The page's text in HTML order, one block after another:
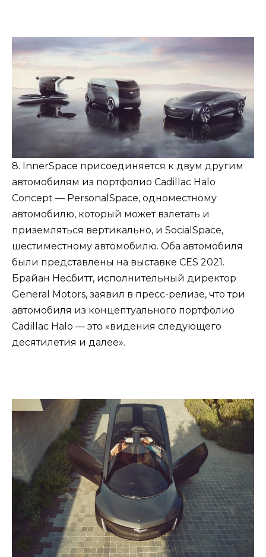
8. InnerSpace присоединяется к двум другим
автомобилям из портфолио Cadillac Halo
Concept — PersonalSpace, одноместному
автомобилю, который может взлетать и
приземляться вертикально, и SocialSpace,
шестиместному автомобилю. Оба автомобиля
были представлены на выставке CES 2021.
Брайан Несбитт, исполнительный директор
General Motors, заявил в пресс-релизе, что три
автомобиля из концептуального портфолио
Cadillac Halo — это «видения следующего
десятилетия и далее».